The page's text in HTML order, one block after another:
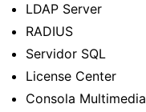
LDAP Server
RADIUS
Servidor SQL
License Center
Consola Multimedia